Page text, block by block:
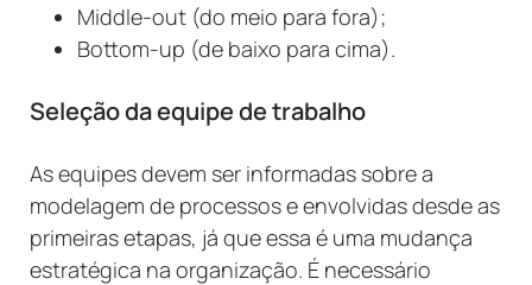
Middle-out (do meio para fora);
Bottom-up (de baixo para cima).
Seleção da equipe de trabalho
As equipes devem ser informadas sobre a
modelagem de processos e envolvidas desde as
primeiras etapas, já que essa é uma mudança
estratégica na organização. É necessário